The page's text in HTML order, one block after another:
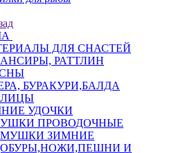
ДЛЯ СНАСТЕЙ
РАТТЛИН
БУРАКУРИ,БАЛДА
УДОЧКИ
ПРОВОДОЧНЫЕ
ЗИМНИЕ
И